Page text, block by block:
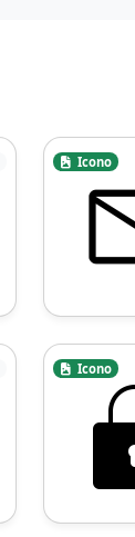
Icono
Icono